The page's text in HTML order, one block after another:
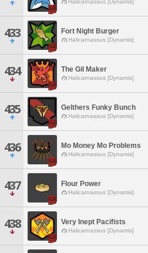
Halicarnassus [Dynamis]
433 Fort Night Burger
Halicarnassus [Dynamis]
434 The Gil Maker
Halicarnassus [Dynamis]
435 Gelthers Funky Bunch
Halicarnassus [Dynamis]
436 Mo Money Mo Problems
Halicarnassus [Dynamis]
437 Flour Power
Halicarnassus [Dynamis]
438 Very Inept Pacifists
Halicarnassus [Dynamis]